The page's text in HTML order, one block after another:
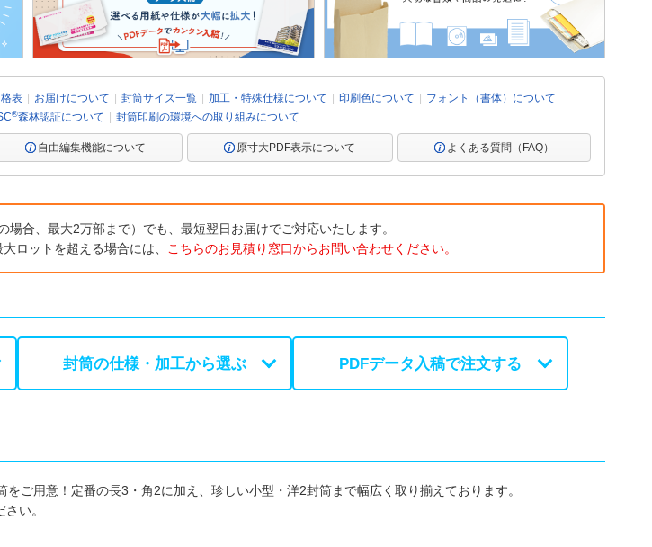
表 お届けについて 封筒サイズ一覧 加工・特殊仕様について 印刷色について
フォント（書体）について
®森林認証について 封筒印刷の環境への取り組みについて
自由編集機能について 原寸大PDF表示について よくある質問（FAQ）
合、最大2万部まで）でも、最短翌日お届けでご対応いたします。
ロットを超える場合には、
こちらのお見積り窓口からお問い合わせください。
封筒の仕様・加工から選ぶ PDFデータ入稿で注文する
ご用意！定番の長3・角2に加え、珍しい小型・洋2封筒まで幅広く取り揃えております。
い。